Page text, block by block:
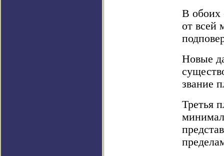
В обоих
от всей
Новые
звание
Третья